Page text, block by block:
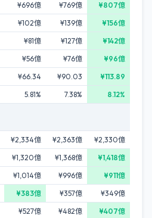
¥696億 ¥769億
¥807億
¥102億 ¥139億
¥156億
¥81億 ¥127億
¥142億
¥56億 ¥76億
¥96億
¥66.34 ¥90.03
¥113.89
5.81% 7.38% 8.12%
¥2,334億 ¥2,363億
¥2,330億
¥1,320億 ¥1,368億
¥1,418億
¥1,014億 ¥996億
¥911億
¥383億 ¥357億
¥349億
¥527億 ¥482億
¥407億